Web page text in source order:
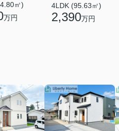
㎡)
万円
4LDK (95.63㎡)
2,390万円